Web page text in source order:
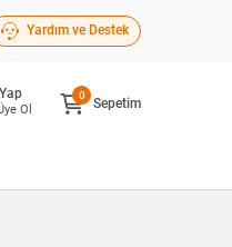
Yardım ve Destek
Ol Sepetim
0